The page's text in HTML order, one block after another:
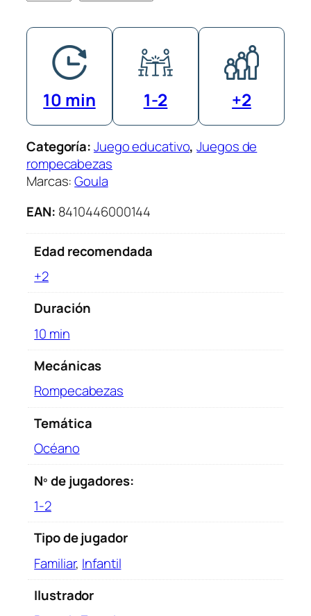
z
X
O
c
é
a
n
o
n
10 min 1-2 +2
Categoría:Juego educativo, Juegos de
rompecabezas
Marcas:Goula
EAN: 8410446000144
Edad recomendada
+2
Duración
10 min
Mecánicas
Rompecabezas
Temática
Océano
Nº de jugadores:
1-2
Tipo de jugador
Familiar, Infantil
Ilustrador